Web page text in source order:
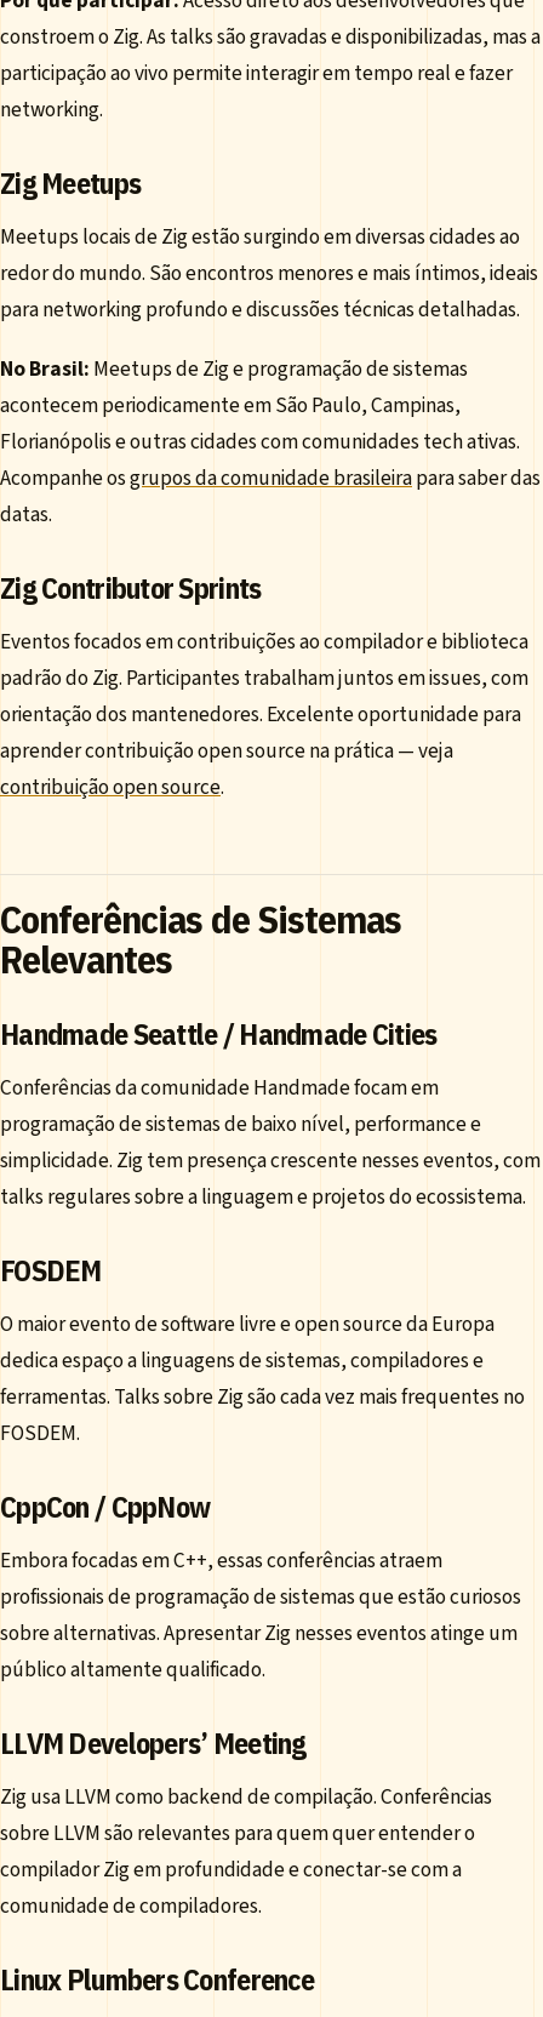
constroem o Zig. As talks são gravadas e disponibilizadas, mas a
participação ao vivo permite interagir em tempo real e fazer
networking.
Zig Meetups
Meetups locais de Zig estão surgindo em diversas cidades ao
redor do mundo. São encontros menores e mais íntimos, ideais
para networking profundo e discussões técnicas detalhadas.
No Brasil: Meetups de Zig e programação de sistemas
acontecem periodicamente em São Paulo, Campinas,
Florianópolis e outras cidades com comunidades tech ativas.
Acompanhe osgrupos da comunidade brasileirapara saber das
datas.
Zig Contributor Sprints
Eventos focados em contribuições ao compilador e biblioteca
padrão do Zig. Participantes trabalham juntos em issues, com
orientação dos mantenedores. Excelente oportunidade para
aprender contribuição open source na prática — veja
contribuição open source.
Conferências de Sistemas
Relevantes
Handmade Seattle / Handmade Cities
Conferências da comunidade Handmade focam em
programação de sistemas de baixo nível, performance e
simplicidade. Zig tem presença crescente nesses eventos, com
talks regulares sobre a linguagem e projetos do ecossistema.
FOSDEM
O maior evento de software livre e open source da Europa
dedica espaço a linguagens de sistemas, compiladores e
ferramentas. Talks sobre Zig são cada vez mais frequentes no
FOSDEM.
CppCon / CppNow
Embora focadas em C++, essas conferências atraem
profissionais de programação de sistemas que estão curiosos
sobre alternativas. Apresentar Zig nesses eventos atinge um
público altamente qualificado.
LLVM Developers’ Meeting
Zig usa LLVM como backend de compilação. Conferências
sobre LLVM são relevantes para quem quer entender o
compilador Zig em profundidade e conectar-se com a
comunidade de compiladores.
Linux Plumbers Conference